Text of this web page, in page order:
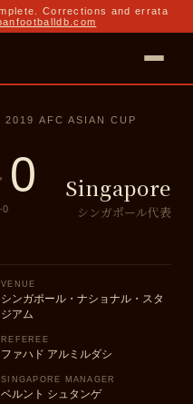
Corrections and errata
AFC ASIAN CUP
0
0
Singapore
シンガポール代表
VENUE
シンガポール・ナショナル・スタ
ジアム
REFEREE
ファハド アルミルダシ
SINGAPORE MANAGER
ベルント シュタンゲ